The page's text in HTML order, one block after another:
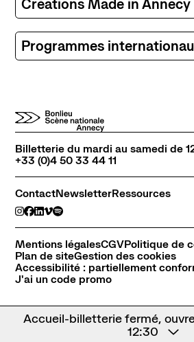
Accueil-billetterie fermé,
12:30
Créations Made in Annecy
Programmes
Billetterie du mardi au samedi de
+33 (0)4 50 33 44 11
ContactNewsletterRessources
Mentions légalesCGVPolitique de
Plan de siteGestion des cookies
Accessibilité : partiellement
J'ai un code promo
Venir au théâtre
Abonnement, achat de places et
L'espace bar
La scène nationale
L’équipe
Soutiens et mécénat
Emplois
Pôle de création
Créations Made in Annecy